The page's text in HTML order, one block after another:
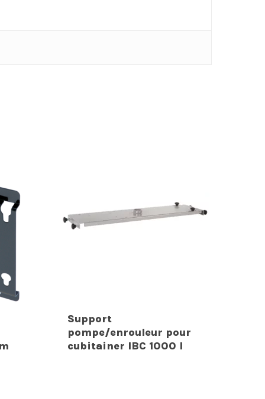
Support
pompe/enrouleur pour
cubitainer IBC 1000 l